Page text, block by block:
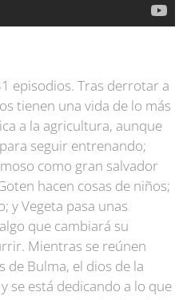
episodios. Tras derrotar a
tienen una vida de lo más
a la agricultura, aunque
seguir entrenando;
como gran salvador
hacen cosas de niños;
y Vegeta pasa unas
que cambiará su
Mientras se reúnen
de Bulma, el dios de la
se está dedicando a lo que